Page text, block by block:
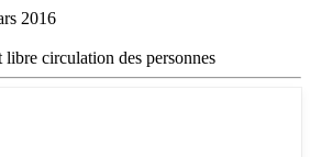
2016
circulation des personnes